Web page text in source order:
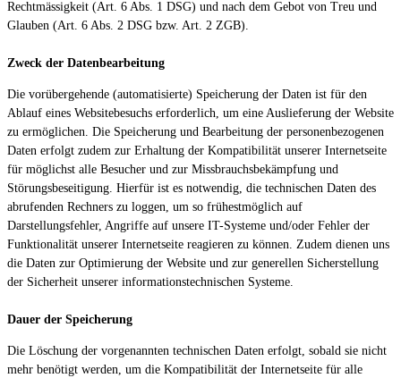
Rechtmässigkeit (Art. 6 Abs. 1 DSG) und nach dem Gebot von Treu und
Glauben (Art. 6 Abs. 2 DSG bzw. Art. 2 ZGB).
Zweck der Datenbearbeitung
Die vorübergehende (automatisierte) Speicherung der Daten ist für den
Ablauf eines Websitebesuchs erforderlich, um eine Auslieferung der Website
zu ermöglichen. Die Speicherung und Bearbeitung der personenbezogenen
Daten erfolgt zudem zur Erhaltung der Kompatibilität unserer Internetseite
für möglichst alle Besucher und zur Missbrauchsbekämpfung und
Störungsbeseitigung. Hierfür ist es notwendig, die technischen Daten des
abrufenden Rechners zu loggen, um so frühestmöglich auf
Darstellungsfehler, Angriffe auf unsere IT-Systeme und/oder Fehler der
Funktionalität unserer Internetseite reagieren zu können. Zudem dienen uns
die Daten zur Optimierung der Website und zur generellen Sicherstellung
der Sicherheit unserer informationstechnischen Systeme.
Dauer der Speicherung
Die Löschung der vorgenannten technischen Daten erfolgt, sobald sie nicht
mehr benötigt werden, um die Kompatibilität der Internetseite für alle